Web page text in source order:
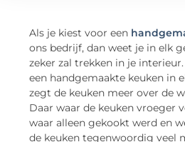
Als je kiest voor een
ons bedrijf, dan weet je in elk
zeker zal trekken in je
een handgemaakte keuken in
zegt de keuken meer over de
Daar waar de keuken vroeger
waar alleen gekookt werd en
de keuken tegenwoordig veel